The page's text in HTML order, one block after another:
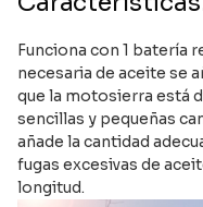
Funciona con 1 batería
necesaria de aceite se
que la motosierra está
sencillas y pequeñas
añade la cantidad
fugas excesivas de
longitud.